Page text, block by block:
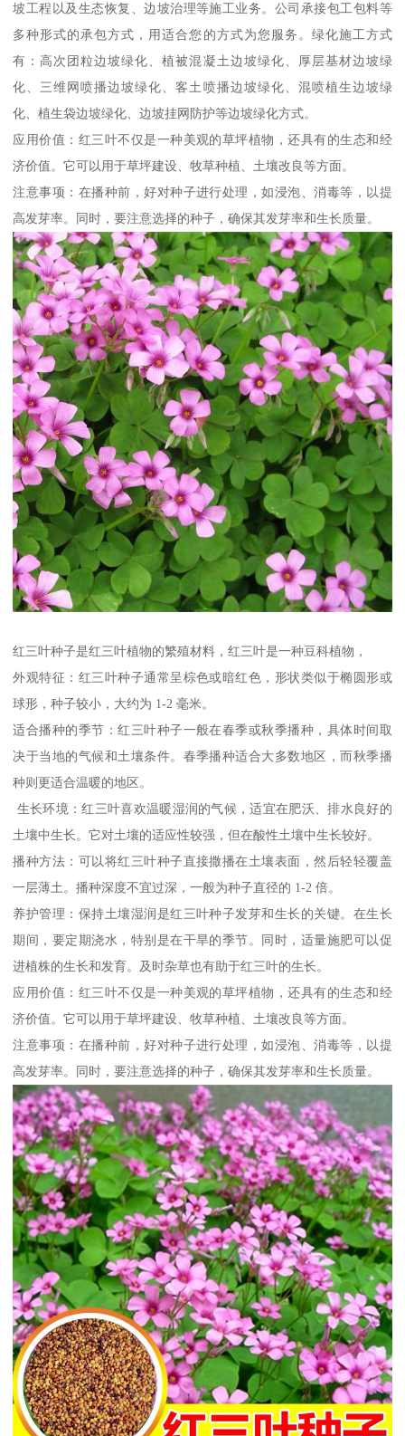
坡工程以及生态恢复、边坡治理等施工业务。公司承接包工包料等
多种形式的承包方式，用适合您的方式为您服务。绿化施工方式
有：高次团粒边坡绿化、植被混凝土边坡绿化、厚层基材边坡绿
化、三维网喷播边坡绿化、客土喷播边坡绿化、混喷植生边坡绿
化、植生袋边坡绿化、边坡挂网防护等边坡绿化方式。
应用价值：红三叶不仅是一种美观的草坪植物，还具有的生态和经
济价值。它可以用于草坪建设、牧草种植、土壤改良等方面。
注意事项：在播种前，好对种子进行处理，如浸泡、消毒等，以提
高发芽率。同时，要注意选择的种子，确保其发芽率和生长质量。
红三叶种子是红三叶植物的繁殖材料，红三叶是一种豆科植物，
外观特征：红三叶种子通常呈棕色或暗红色，形状类似于椭圆形或
球形，种子较小，大约为 1-2 毫米。
适合播种的季节：红三叶种子一般在春季或秋季播种，具体时间取
决于当地的气候和土壤条件。春季播种适合大多数地区，而秋季播
种则更适合温暖的地区。
生长环境：红三叶喜欢温暖湿润的气候，适宜在肥沃、排水良好的
土壤中生长。它对土壤的适应性较强，但在酸性土壤中生长较好。
播种方法：可以将红三叶种子直接撒播在土壤表面，然后轻轻覆盖
一层薄土。播种深度不宜过深，一般为种子直径的 1-2 倍。
养护管理：保持土壤湿润是红三叶种子发芽和生长的关键。在生长
期间，要定期浇水，特别是在干旱的季节。同时，适量施肥可以促
进植株的生长和发育。及时杂草也有助于红三叶的生长。
应用价值：红三叶不仅是一种美观的草坪植物，还具有的生态和经
济价值。它可以用于草坪建设、牧草种植、土壤改良等方面。
注意事项：在播种前，好对种子进行处理，如浸泡、消毒等，以提
高发芽率。同时，要注意选择的种子，确保其发芽率和生长质量。